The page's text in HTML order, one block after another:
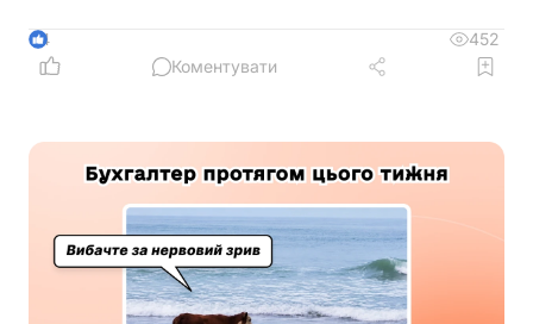
за вихідним або святковим днем
4
452
Коментувати